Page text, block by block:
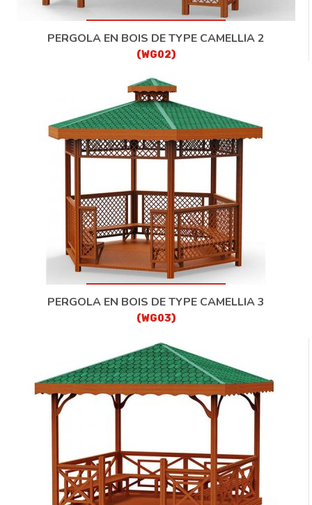
PERGOLA EN BOIS DE TYPE CAMELLIA 2
(WG02)
PERGOLA EN BOIS DE TYPE CAMELLIA 3
(WG03)